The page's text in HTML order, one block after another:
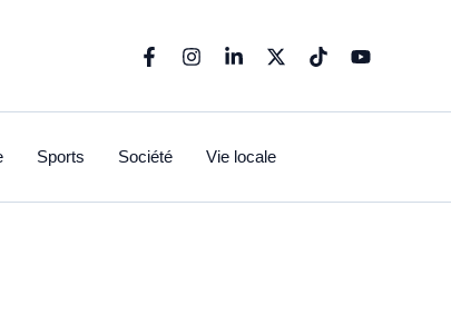
Sports Société Vie locale